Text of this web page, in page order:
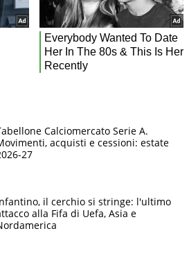
Calciomercato Serie A.
acquisti e cessioni: estate
27
il cerchio si stringe: l'ultimo
alla Fifa di Uefa, Asia e